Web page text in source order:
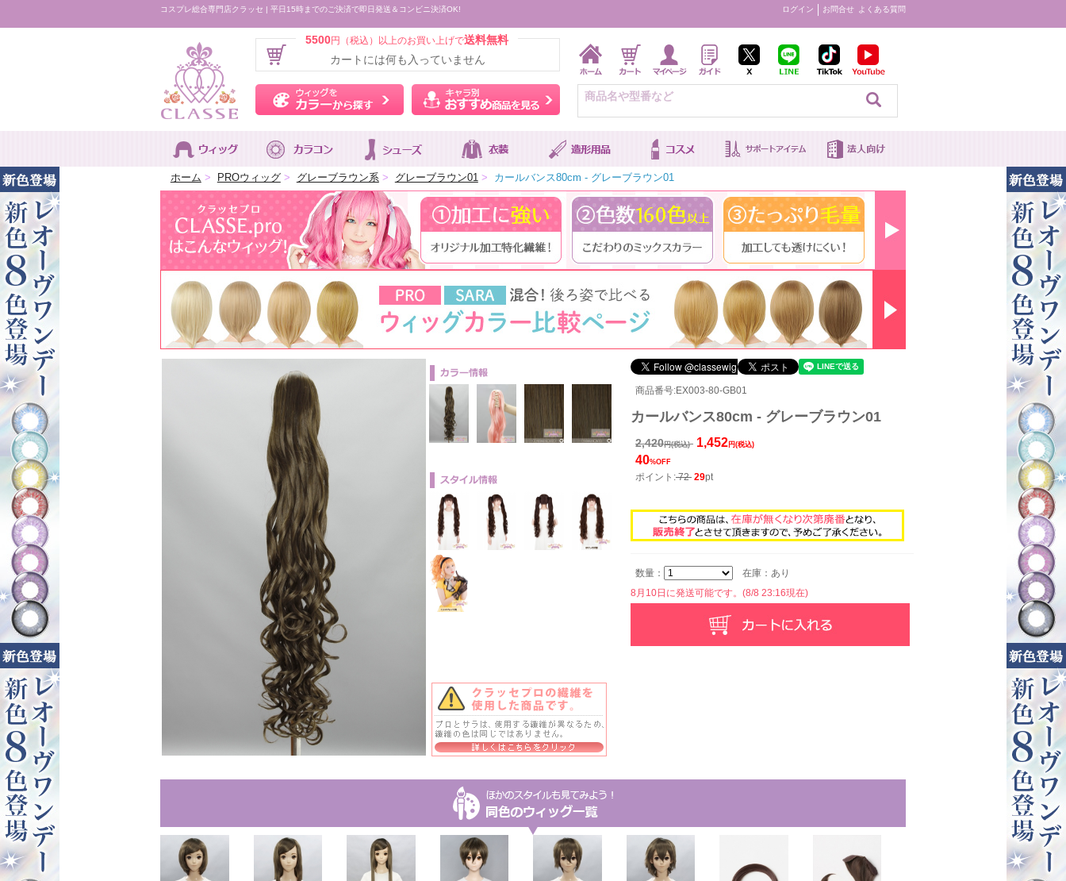
コスプレ総合専門店クラッセ | 平日15時までのご決済で即日発送＆コンビニ決済OK! ログイン お問合せ よくある質問
5500円（税込）以上のお買い上げで送料無料
カートには何も入っていません
ウィッグをカラーから探す キャラ別おすすめ商品を見る
ホーム > PROウィッグ > グレーブラウン系 > グレーブラウン01 > カールバンス80cm - グレーブラウン01
商品番号:EX003-80-GB01
カールバンス80cm - グレーブラウン01
2,420円(税込) 1,452 円(税込)
40%OFF
ポイント:72 29pt
数量：
在庫：あり
8月10日に発送可能です。(8/8 23:16現在)